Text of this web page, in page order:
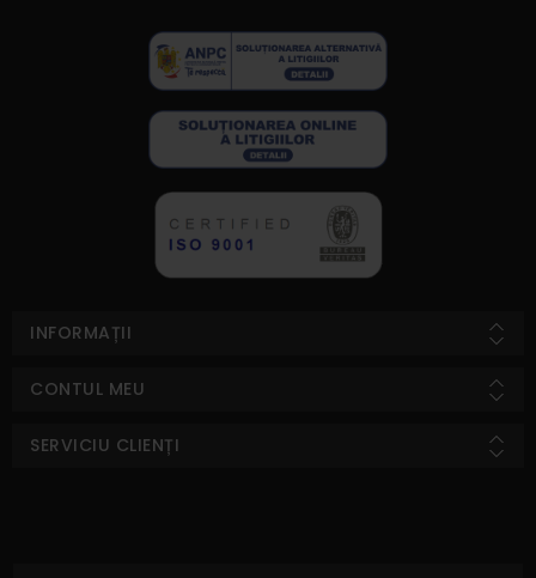
INFORMAȚII
CONTUL MEU
SERVICIU CLIENȚI